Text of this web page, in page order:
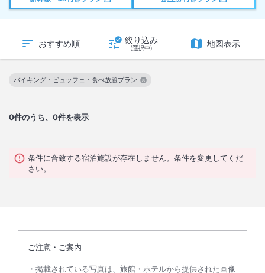
おすすめ順 絞り込み
(選択中) 地図表示
0件のうち、0件を表示
バイキング・ビュッフェ・食べ放題プラン
この絞り込み条件を解除
条件に合致する宿泊施設が存在しません。条件を変更してくだ
さい。
ご注意・ご案内
掲載されている写真は、旅館・ホテルから提供された画像